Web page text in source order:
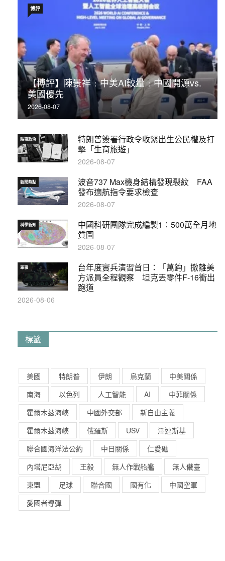
【博評】陳景祥﹕中美AI較量﹕中國開源vs.
美國優先
2026-08-07
博評
特朗普簽署行政令收緊出生公民權及打
擊「生育旅遊」
時事政治
2026-08-07
波音737 Max機身結構發現裂紋 FAA
發布適航指令要求檢查
新聞熱點
2026-08-07
中國科研團隊完成編製1∶500萬全月地
質圖
科學新知
2026-08-07
台年度實兵演習首日：「萬鈞」撤離美
方派員全程觀察 坦克丟零件F-16衝出
跑道
軍事
2026-08-06
標籤
美國 特朗普 伊朗 烏克蘭
中美關係
南海
以色列 人工智能 AI
中菲關係
霍爾木兹海峽
中國外交部
新自由主義
霍爾木茲海峽
俄羅斯 USV
澤連斯基
聯合國海洋法公約
中日關係
仁愛礁
內塔尼亞胡
王毅 無人作戰船艦
無人儎臺
東盟
足球 聯合國 國有化
中國空軍
愛國者導彈